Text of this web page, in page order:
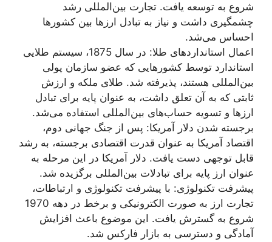
شروع به توسعه یافت. تجارت بین‌المللی رشد
چشمگیری داشت و نیاز به تبادل ارزها بین کشورها
احساس می‌شد.
اعمال استانداردهای طلا: در سال 1875، سیستم طلایی
استاندارد توسط کشورهایی که عضو سازمان پولی
بین‌المللی هستند، پذیرفته شد. طلای ملکه و ارزش
ثابتی که به آن تعلق داشت، به عنوان پایه برای تبادل
ارزها و تسویه حساب‌های بین‌المللی استفاده می‌شد.
برجسته شدن دلار آمریکا: پس از جنگ جهانی دوم،
اقتصاد آمریکا به عنوان قدرت اقتصادی برجسته، به رشد
قابل توجهی دست یافت. دلار آمریکا در این مرحله به
عنوان ارز پایه برای تبادلات بین‌المللی برگزیده شد.
پیشرفت تکنولوژی: با پیشرفت تکنولوژی و ارتباطات،
تجارت ارز به صورت الکترونیکی و برخط در دهه 1970
شروع به گسترش یافت. این موضوع باعث افزایش
آمادگی و دسترسی به بازار فارکس شد.